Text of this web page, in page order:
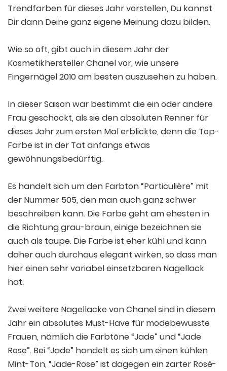
Trendfarben für dieses Jahr vorstellen, Du kannst
Dir dann Deine ganz eigene Meinung dazu bilden.
Wie so oft, gibt auch in diesem Jahr der
Kosmetikhersteller Chanel vor, wie unsere
Fingernägel 2010 am besten auszusehen zu haben.
In dieser Saison war bestimmt die ein oder andere
Frau geschockt, als sie den absoluten Renner für
dieses Jahr zum ersten Mal erblickte, denn die Top-
Farbe ist in der Tat anfangs etwas
gewöhnungsbedürftig.
Es handelt sich um den Farbton “Particulière” mit
der Nummer 505, den man auch ganz schwer
beschreiben kann. Die Farbe geht am ehesten in
die Richtung grau-braun, einige bezeichnen sie
auch als taupe. Die Farbe ist eher kühl und kann
daher auch durchaus elegant wirken, so dass man
hier einen sehr variabel einsetzbaren Nagellack
hat.
Zwei weitere Nagellacke von Chanel sind in diesem
Jahr ein absolutes Must-Have für modebewusste
Frauen, nämlich die Farbtöne “Jade” und “Jade
Rose”. Bei “Jade” handelt es sich um einen kühlen
Mint-Ton, “Jade-Rose” ist dagegen ein zarter Rosé-